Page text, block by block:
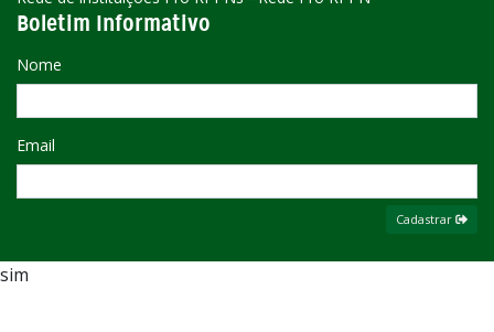
Boletim Informativo
Nome
Email
Cadastrar
sim